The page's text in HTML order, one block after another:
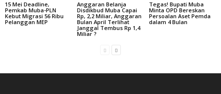
15 Mei Deadline,
Pemkab Muba-PLN
Kebut Migrasi 56 Ribu
Pelanggan MEP
Anggaran Belanja
Disdikbud Muba Capai
Rp, 2,2 Miliar, Anggaran
Bulan April Terlihat
Janggal Tembus Rp 1,4
Miliar ?
Tegas! Bupati Muba
Minta OPD Bereskan
Persoalan Aset Pemda
dalam 4 Bulan